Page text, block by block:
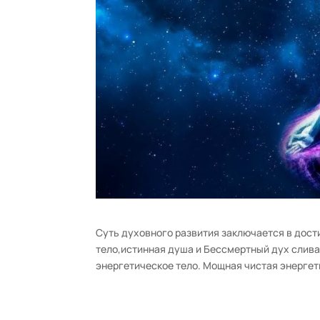
Суть духовного развития заключается в
тело,истинная душа и Бессмертный дух
энергетическое тело. Мощная чистая